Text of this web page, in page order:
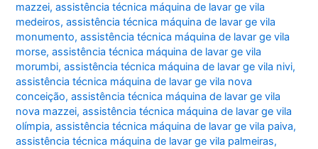
mazzei,assistência técnica máquina de lavar ge vila
medeiros,assistência técnica máquina de lavar ge vila
monumento,assistência técnica máquina de lavar ge vila
morse,assistência técnica máquina de lavar ge vila
morumbi,assistência técnica máquina de lavar ge vila nivi,
assistência técnica máquina de lavar ge vila nova
conceição,assistência técnica máquina de lavar ge vila
nova mazzei,assistência técnica máquina de lavar ge vila
olímpia,assistência técnica máquina de lavar ge vila paiva,
assistência técnica máquina de lavar ge vila palmeiras,